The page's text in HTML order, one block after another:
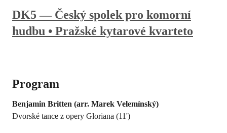
DK5 — Český spolek pro komorní
hudbu • Pražské kytarové kvarteto
Program
Benjamin Britten (arr. Marek Velemínský)
Dvorské tance z opery Gloriana (11')